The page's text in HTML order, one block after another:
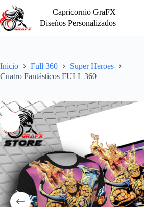
Saltar
al
contenido
Capricornio GraFX
Diseños Personalizados
Inicio Full 360
Super Heroes
Cuatro Fantásticos FULL 360